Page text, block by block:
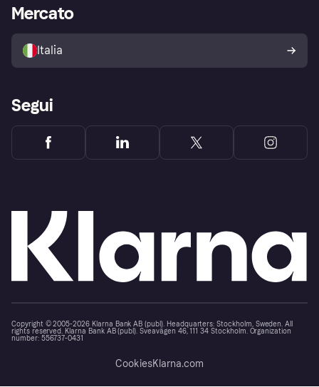
Esplora i negozi
Politica di protezione
dell'acquirente Klarna
Accesso aziende
Mercato
Italia
Segui
Copyright © 2005-2026 Klarna Bank AB (publ). Headquarters: Stockholm, Sweden. All
rights reserved. Klarna Bank AB (publ). Sveavägen 46, 111 34 Stockholm. Organization
number: 556737-0431
CookiesKlarna.com